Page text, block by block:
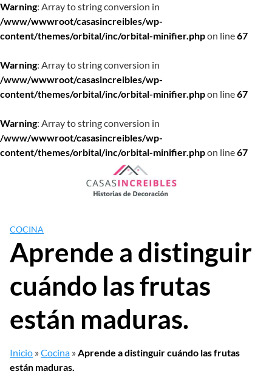
Warning: Array to string conversion in
/www/wwwroot/casasincreibles/wp-
content/themes/orbital/inc/orbital-minifier.phpon line67
Warning: Array to string conversion in
/www/wwwroot/casasincreibles/wp-
content/themes/orbital/inc/orbital-minifier.phpon line67
Warning: Array to string conversion in
/www/wwwroot/casasincreibles/wp-
content/themes/orbital/inc/orbital-minifier.phpon line67
COCINA
Aprende a distinguir
cuándo las frutas
están maduras.
Inicio »Cocina »Aprende a distinguir cuándo las frutas
están maduras.